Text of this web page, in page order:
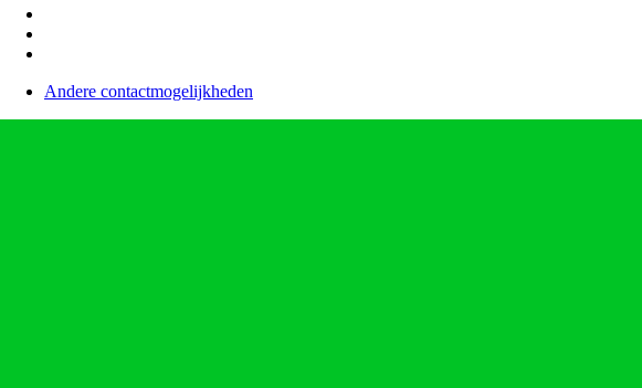
Andere contactmogelijkheden